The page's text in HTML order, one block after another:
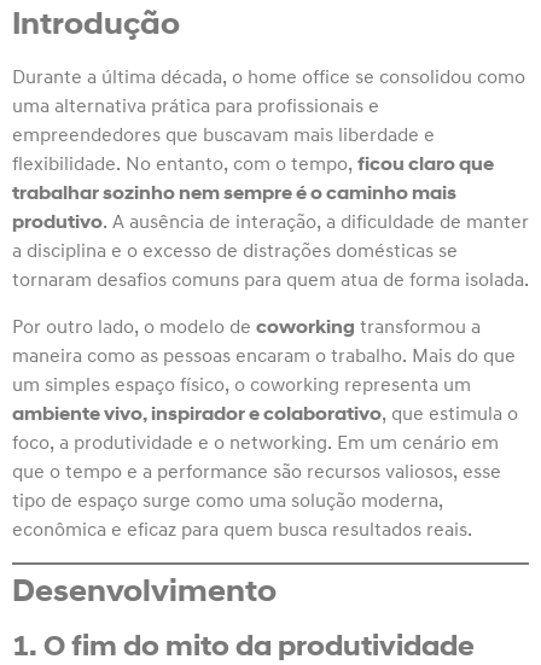
Introdução
Durante a última década, o home office se consolidou como
uma alternativa prática para profissionais e
empreendedores que buscavam mais liberdade e
flexibilidade. No entanto, com o tempo, ficou claro que
trabalhar sozinho nem sempre é o caminho mais
produtivo. A ausência de interação, a dificuldade de manter
a disciplina e o excesso de distrações domésticas se
tornaram desafios comuns para quem atua de forma isolada.
Por outro lado, o modelo de coworking transformou a
maneira como as pessoas encaram o trabalho. Mais do que
um simples espaço físico, o coworking representa um
ambiente vivo, inspirador e colaborativo, que estimula o
foco, a produtividade e o networking. Em um cenário em
que o tempo e a performance são recursos valiosos, esse
tipo de espaço surge como uma solução moderna,
econômica e eficaz para quem busca resultados reais.
Desenvolvimento
1. O fim do mito da produtividade